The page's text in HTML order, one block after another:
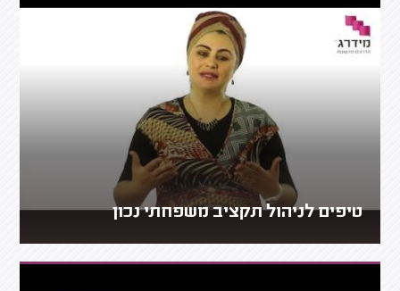
טיפים לניהול תקציב משפחתי נכון